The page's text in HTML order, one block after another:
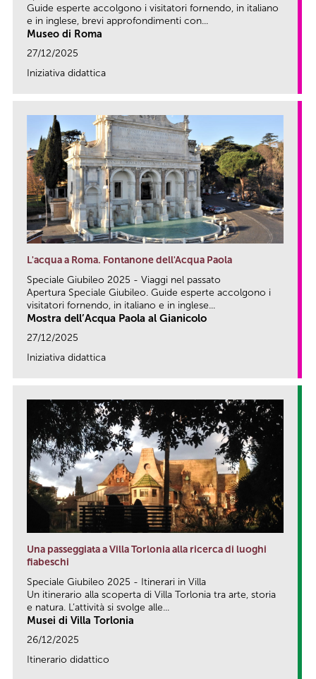
Guide esperte accolgono i visitatori fornendo, in italiano
e in inglese, brevi approfondimenti con...
Museo di Roma
27/12/2025
Iniziativa didattica
L'acqua a Roma. Fontanone dell'Acqua Paola
Speciale Giubileo 2025 - Viaggi nel passato
Apertura Speciale Giubileo. Guide esperte accolgono i
visitatori fornendo, in italiano e in inglese...
Mostra dell’Acqua Paola al Gianicolo
27/12/2025
Iniziativa didattica
Una passeggiata a Villa Torlonia alla ricerca di luoghi
fiabeschi
Speciale Giubileo 2025 - Itinerari in Villa
Un itinerario alla scoperta di Villa Torlonia tra arte, storia
e natura. L’attività si svolge alle...
Musei di Villa Torlonia
26/12/2025
Itinerario didattico